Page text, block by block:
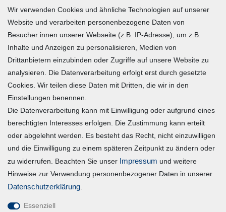
Zahlung und Versand
Widerrufsrecht
Warenkorb
Zur Kasse
Mein Konto
Registrieren
Login
Vertrag widerrufen
Unternehmen
Wir verwenden Cookies und ähnliche Technologien auf unserer
Website und verarbeiten personenbezogene Daten von
Besucher:innen unserer Webseite (z.B. IP-Adresse), um z.B.
Inhalte und Anzeigen zu personalisieren, Medien von
Drittanbietern einzubinden oder Zugriffe auf unsere Website zu
analysieren. Die Datenverarbeitung erfolgt erst durch gesetzte
Cookies. Wir teilen diese Daten mit Dritten, die wir in den
Einstellungen benennen.
Die Datenverarbeitung kann mit Einwilligung oder aufgrund eines
berechtigten Interesses erfolgen. Die Zustimmung kann erteilt
oder abgelehnt werden. Es besteht das Recht, nicht einzuwilligen
und die Einwilligung zu einem späteren Zeitpunkt zu ändern oder
zu widerrufen. Beachten Sie unser Impressum und weitere
Hinweise zur Verwendung personenbezogener Daten in unserer
Daten­schutz­erklärung
Essenziell